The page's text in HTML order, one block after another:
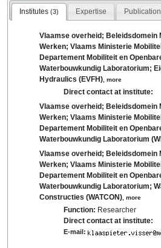
Institutes (3) Expertise
Vlaamse overheid; Beleidsdomein
Werken; Vlaams Ministerie
Departement Mobiliteit en
Waterbouwkundig Laboratorium;
Hydraulics (EVFH) ,more
Direct contact at institute:
Vlaamse overheid; Beleidsdomein
Werken; Vlaams Ministerie
Departement Mobiliteit en
Waterbouwkundig Laboratorium
Vlaamse overheid; Beleidsdomein
Werken; Vlaams Ministerie
Departement Mobiliteit en
Waterbouwkundig Laboratorium;
Constructies (WATCON) ,more
Function: Researcher
Direct contact at institute:
E-mail: